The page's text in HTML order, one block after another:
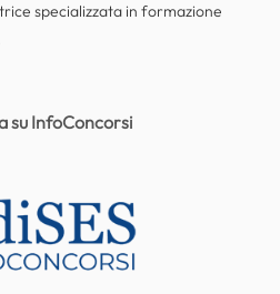
specializzata in formazione
su InfoConcorsi